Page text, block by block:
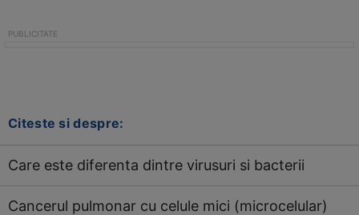
Citeste si despre:
Care este diferenta dintre virusuri si bacterii
Cancerul pulmonar cu celule mici (microcelular)